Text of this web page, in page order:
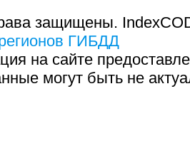
защищены.
ГИБДД
на сайте
могут быть не